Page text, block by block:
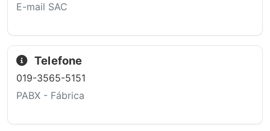
E-mail SAC
Telefone
019-3565-5151
PABX - Fábrica